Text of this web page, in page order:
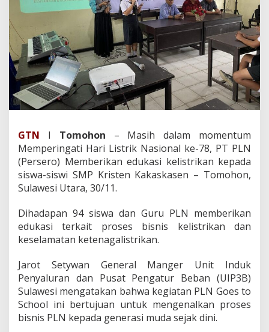
L
N
I
K
A
N
E
D
K
A
I
K
E
I
R
A
N
S
E
J
GTN I Tomohon – Masih dalam momentum
Memperingati Hari Listrik Nasional ke-78, PT PLN
(Persero) Memberikan edukasi kelistrikan kepada
siswa-siswi SMP Kristen Kakaskasen – Tomohon,
Sulawesi Utara, 30/11.
Dihadapan 94 siswa dan Guru PLN memberikan
edukasi terkait proses bisnis kelistrikan dan
keselamatan ketenagalistrikan.
Jarot Setywan General Manger Unit Induk
Penyaluran dan Pusat Pengatur Beban (UIP3B)
Sulawesi mengatakan bahwa kegiatan PLN Goes to
School ini bertujuan untuk mengenalkan proses
bisnis PLN kepada generasi muda sejak dini.